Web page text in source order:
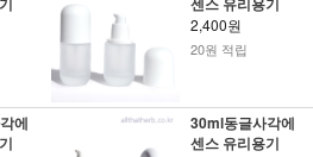
2,400원
20원 적립
에
30ml동글사각에
센스 유리용기